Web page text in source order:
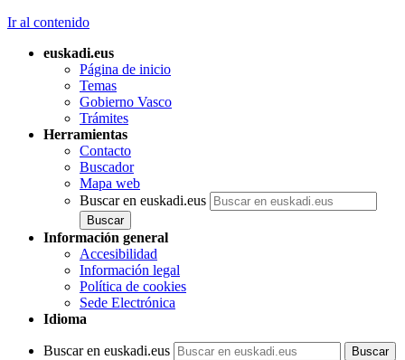
Ir al contenido
euskadi.eus
Página de inicio
Temas
Gobierno Vasco
Trámites
Herramientas
Contacto
Buscador
Mapa web
Buscar en euskadi.eus
Información general
Accesibilidad
Información legal
Política de cookies
Sede Electrónica
Idioma
Buscar en euskadi.eus